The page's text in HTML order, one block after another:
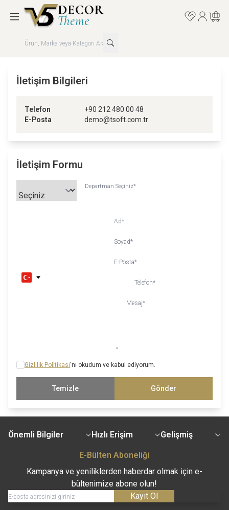
Favorilerim
Hesabım
İletişim Bilgileri
Telefon
+90 212 480 00 48
E-Posta
demo@tsoft.com.tr
İletişim Formu
Departman Seçiniz*
Ad*
Soyad*
E-Posta*
Telefon*
Mesaj*
Gizlilik Politikası'nı okudum ve kabul ediyorum.
Temizle Gönder
E-Bülten Aboneliği
Kampanya ve yeniliklerden haberdar olmak için e-
bültenimize abone olun!
Kayıt Ol
Önemli Bilgiler Hızlı Erişim Gelişmiş